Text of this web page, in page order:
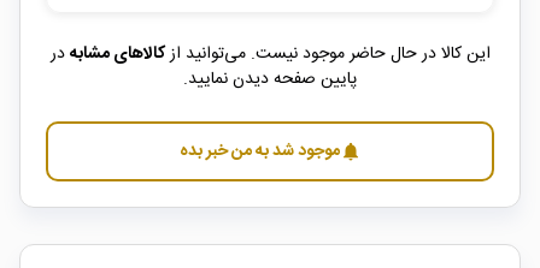
این کالا در حال حاضر موجود نیست. می‌توانید ازکالاهای مشابهدر
پایین صفحه دیدن نمایید.
notificationsموجود شد به من خبر بده